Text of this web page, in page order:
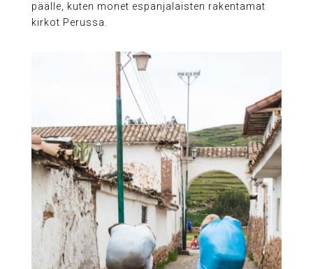
päälle, kuten monet espanjalaisten rakentamat
kirkot Perussa.